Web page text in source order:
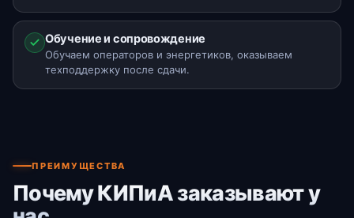
Обучение и сопровождение
Обучаем операторов и энергетиков, оказываем
техподдержку после сдачи.
ПРЕИМУЩЕСТВА
Почему КИПиА заказывают у